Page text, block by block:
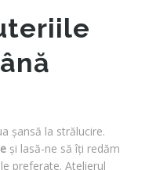
șansă la strălucire.
și lasă-ne să îți redăm
preferate. Atelierul